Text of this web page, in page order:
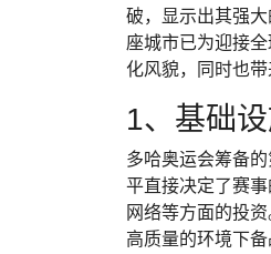
破，显示出其强
座城市已为迎接
化风貌，同时也
1、基础
多哈奥运会筹备
平直接决定了赛
网络等方面的投
高质量的环境下